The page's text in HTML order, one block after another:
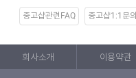
중고샵관련FAQ 중고샵1:1문의
회사소개 이용약관